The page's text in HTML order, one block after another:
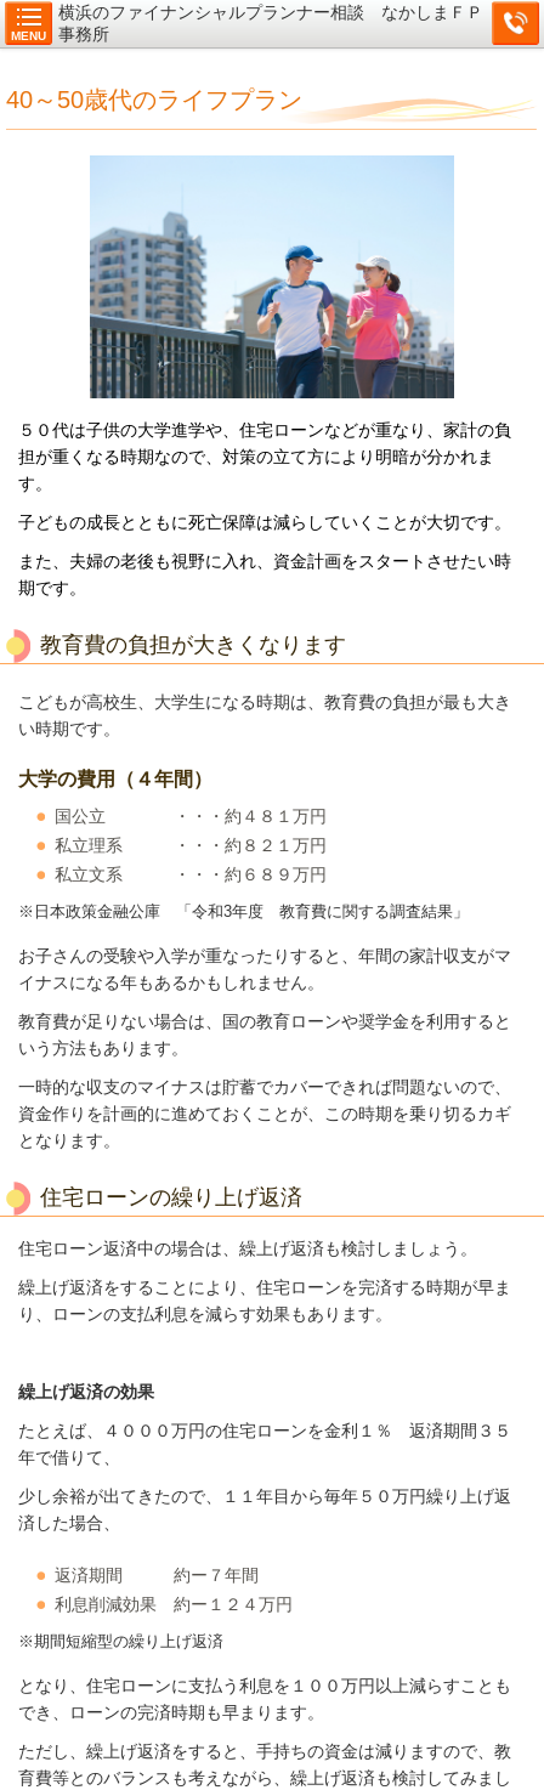
MENU
横浜のファイナンシャルプランナー相談 なかしまＦＰ
事務所
40～50歳代のライフプラン
５０代は子供の大学進学や、住宅ローンなどが重なり、家計の負
担が重くなる時期なので、対策の立て方により 明暗が分かれま
す。
子どもの成長とともに死亡保障は減らしていくことが大切です。
また、夫婦の老後も視野に入れ、資金計画をスタートさせたい時
期です。
教育費の負担が大きくなります
こどもが高校生、大学生になる時期は、教育費の負担が最も大き
い時期です。
大学の費用（４年間）
国公立 ・・・約４８１万円
私立理系 ・・・約８２１万円
私立文系 ・・・約６８９万円
※日本政策金融公庫 「令和3年度 教育費に関する調査結果」
お子さんの受験や入学が重なったりすると、年間の家計収支がマ
イナスになる年もあるかもしれません。
教育費が足りない場合は、国の教育ローンや奨学金を利用すると
いう方法もあります。
一時的な収支のマイナスは貯蓄でカバーできれば問題ないので、
資金作りを計画的に進めておくことが、この時期を乗り切るカギ
となります。
住宅ローンの繰り上げ返済
住宅ローン返済中の場合は、繰上げ返済も検討しましょう。
繰上げ返済をすることにより、住宅ローンを完済する時期が早ま
り、ローンの支払利息を減らす効果もあります。
繰上げ返済の効果
たとえば、４０００万円の住宅ローンを金利１％ 返済期間３５
年で借りて、
少し余裕が出てきたので、１１年目から毎年５０万円繰り上げ返
済した場合、
返済期間 約ー７年間
利息削減効果 約ー１２４万円
※期間短縮型の繰り上げ返済
となり、住宅ローンに支払う利息を１００万円以上減らすことも
でき、ローンの完済時期も早まります。
ただし、繰上げ返済をすると、手持ちの資金は減りますので、教
育費等とのバランスも考えながら、繰上げ返済も検討してみまし